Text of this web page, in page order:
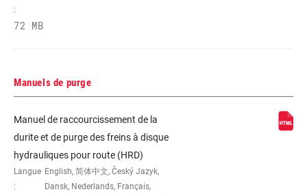
:
72 MB
Manuels de purge
Manuel de raccourcissement de la
durite et de purge des freins à disque
hydrauliques pour route (HRD)
Langue
:
English, 简体中文, Český Jazyk,
Dansk, Nederlands, Français,